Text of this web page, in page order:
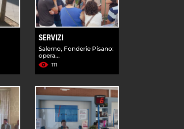
SERVIZI
Salerno, Fonderie Pisano:
opera...
111